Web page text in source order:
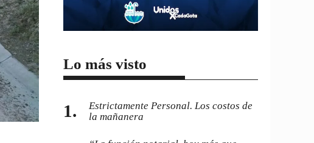
Lo más visto
Estrictamente Personal. Los costos de
la mañanera